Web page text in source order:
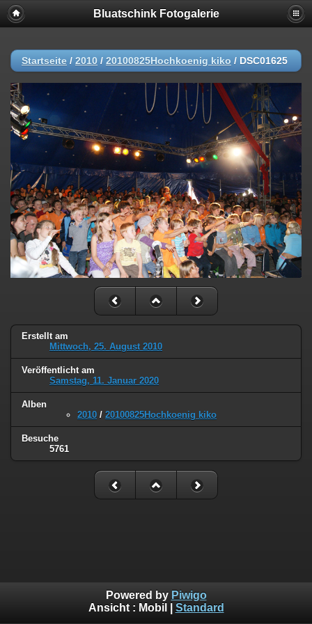
Bluatschink Fotogalerie
Startseite / 2010 / 20100825Hochkoenig kiko / DSC01625
Erstellt am
Mittwoch, 25. August 2010
Veröffentlicht am
Samstag, 11. Januar 2020
Alben
2010 / 20100825Hochkoenig kiko
Besuche
5761
Powered by Piwigo
Ansicht : Mobil Standard